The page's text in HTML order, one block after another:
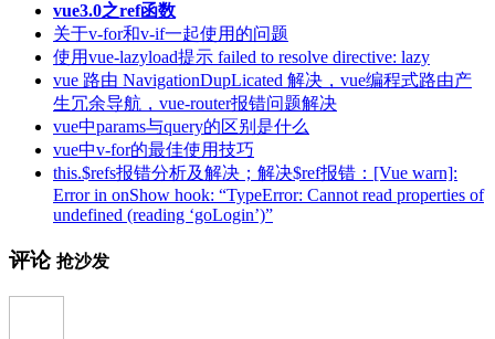
vue3.0之ref函数
关于v-for和v-if一起使用的问题
使用vue-lazyload提示 failed to resolve directive: lazy
vue 路由 NavigationDupLicated 解决，vue编程式路由产
生冗余导航，vue-router报错问题解决
vue中params与query的区别是什么
vue中v-for的最佳使用技巧
this.$refs报错分析及解决；解决$ref报错：[Vue warn]:
Error in onShow hook: “TypeError: Cannot read properties of
undefined (reading ‘goLogin’)”
评论 抢沙发